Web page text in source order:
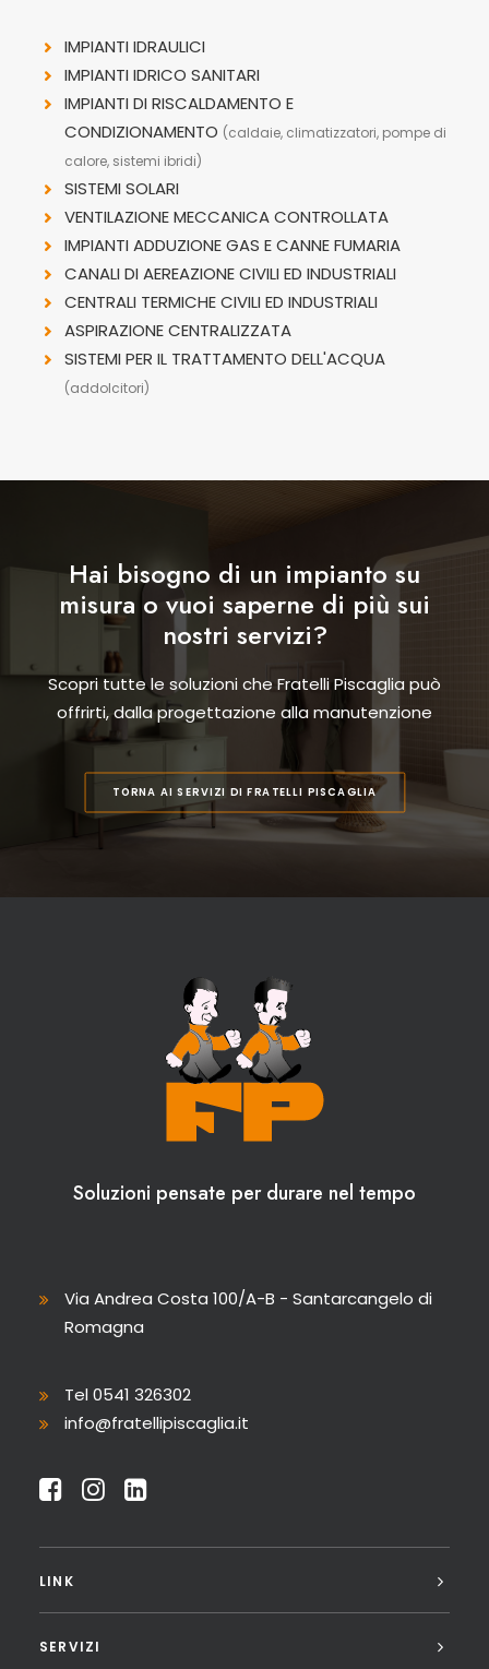
IMPIANTI IDRAULICI
IMPIANTI IDRICO SANITARI
IMPIANTI DI RISCALDAMENTO E
CONDIZIONAMENTO (caldaie, climatizzatori, pompe di
calore, sistemi ibridi)
SISTEMI SOLARI
VENTILAZIONE MECCANICA CONTROLLATA
IMPIANTI ADDUZIONE GAS E CANNE FUMARIA
CANALI DI AEREAZIONE CIVILI ED INDUSTRIALI
CENTRALI TERMICHE CIVILI ED INDUSTRIALI
ASPIRAZIONE CENTRALIZZATA
SISTEMI PER IL TRATTAMENTO DELL'ACQUA
(addolcitori)
Hai bisogno di un impianto su
misura o vuoi saperne di più sui
nostri servizi?
Scopri tutte le soluzioni che Fratelli Piscaglia può
offrirti, dalla progettazione alla manutenzione
TORNA AI SERVIZI DI FRATELLI PISCAGLIA
Soluzioni pensate per durare nel tempo
Via Andrea Costa 100/A-B - Santarcangelo di
Romagna
Tel 0541 326302
info@fratellipiscaglia.it
LINK
SERVIZI